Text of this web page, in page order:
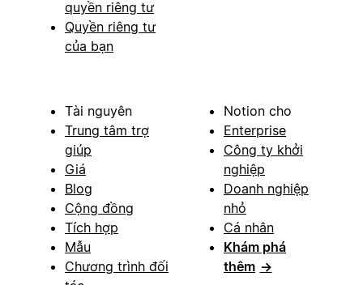
quyền riêng tư
Quyền riêng tư
của bạn
Tài nguyên
Trung tâm trợ
giúp
Giá
Blog
Cộng đồng
Tích hợp
Mẫu
Chương trình đối
Notion cho
Enterprise
Công ty khởi
nghiệp
Doanh nghiệp
nhỏ
Cá nhân
Khám phá
thêm →